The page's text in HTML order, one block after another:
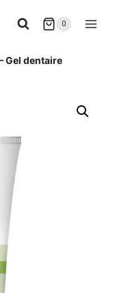
0
Gel dentaire